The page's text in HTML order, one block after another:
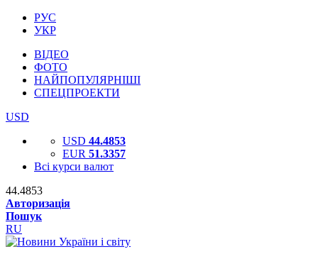
РУС
УКР
ВІДЕО
ФОТО
НАЙПОПУЛЯРНІШІ
СПЕЦПРОЕКТИ
USD
USD 44.4853
EUR 51.3357
Всі курси валют
44.4853
Авторизація
Пошук
RU